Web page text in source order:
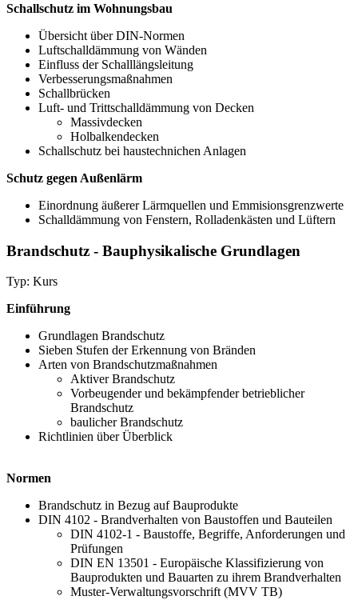
Schallschutz im Wohnungsbau
Übersicht über DIN-Normen
Luftschalldämmung von Wänden
Einfluss der Schalllängsleitung
Verbesserungsmaßnahmen
Schallbrücken
Luft- und Trittschalldämmung von Decken
Massivdecken
Holbalkendecken
Schallschutz bei haustechnichen Anlagen
Schutz gegen Außenlärm
Einordnung äußerer Lärmquellen und Emmisionsgrenzwerte
Schalldämmung von Fenstern, Rolladenkästen und Lüftern
Brandschutz - Bauphysikalische Grundlagen
Typ: Kurs
Einführung
Grundlagen Brandschutz
Sieben Stufen der Erkennung von Bränden
Arten von Brandschutzmaßnahmen
Aktiver Brandschutz
Vorbeugender und bekämpfender betrieblicher
Brandschutz
baulicher Brandschutz
Richtlinien über Überblick
Normen
Brandschutz in Bezug auf Bauprodukte
DIN 4102 - Brandverhalten von Baustoffen und Bauteilen
DIN 4102-1 - Baustoffe, Begriffe, Anforderungen und
Prüfungen
DIN EN 13501 - Europäische Klassifizierung von
Bauprodukten und Bauarten zu ihrem Brandverhalten
Muster-Verwaltungsvorschrift (MVV TB)